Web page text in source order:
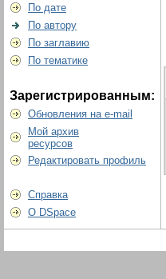
По дате
По автору
По заглавию
По тематике
Зарегистрированным:
Обновления на e-mail
Мой архив
ресурсов
Редактировать профиль
Справка
О DSpace